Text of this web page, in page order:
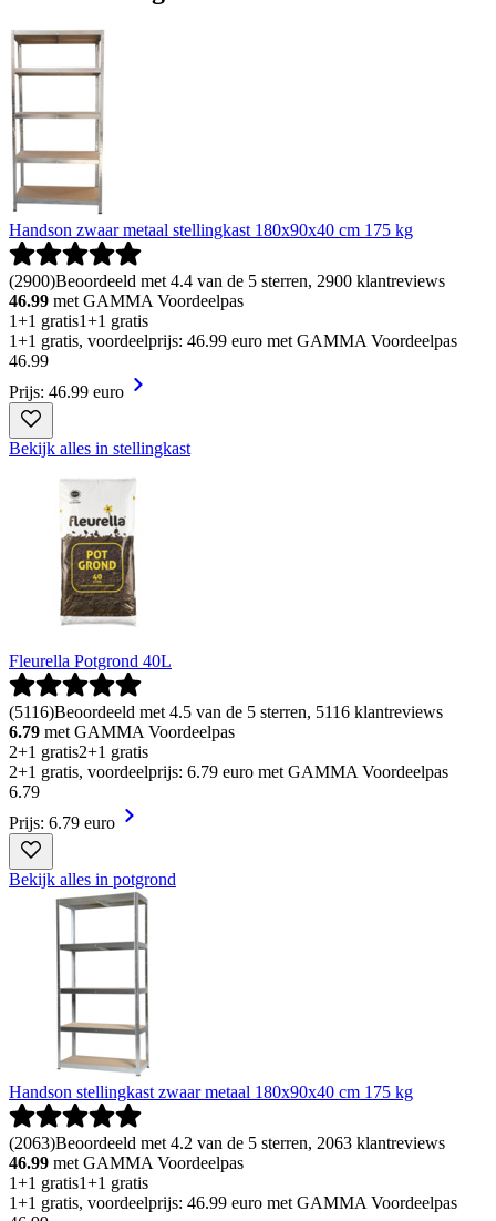
Handson zwaar metaal stellingkast 180x90x40 cm 175 kg
(2900)Beoordeeld met 4.4 van de 5 sterren, 2900 klantreviews
46.99 met GAMMA Voordeelpas
1+1 gratis1+1 gratis
1+1 gratis, voordeelprijs: 46.99 euro met GAMMA Voordeelpas
46.99
Prijs: 46.99 euro
Bekijk alles in stellingkast
Fleurella Potgrond 40L
(5116)Beoordeeld met 4.5 van de 5 sterren, 5116 klantreviews
6.79 met GAMMA Voordeelpas
2+1 gratis2+1 gratis
2+1 gratis, voordeelprijs: 6.79 euro met GAMMA Voordeelpas
6.79
Prijs: 6.79 euro
Bekijk alles in potgrond
Handson stellingkast zwaar metaal 180x90x40 cm 175 kg
(2063)Beoordeeld met 4.2 van de 5 sterren, 2063 klantreviews
46.99 met GAMMA Voordeelpas
1+1 gratis1+1 gratis
1+1 gratis, voordeelprijs: 46.99 euro met GAMMA Voordeelpas